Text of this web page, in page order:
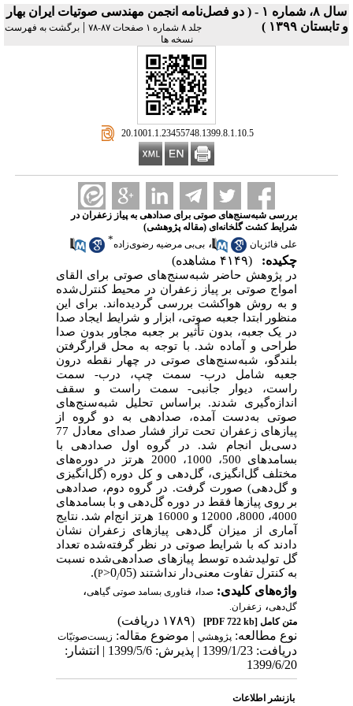
سال ۸، شماره ۱ - ( دو فصل‌نامه انجمن مهندسی صوتیات ايران بهار
و تابستان ۱۳۹۹ )
جلد ۸ شماره ۱ صفحات ۸۷-۷۸ | برگشت به فهرست
نسخه ها
‎ 20.1001.1.23455748.1399.8.1.10.5
بررسی شبه‌سنج‎‌های صوتی برای صدادهی به پیاز زعفران در
شرایط کشت گلخانه‌ای (مقاله پژوهشی)
علی فائزیان
، بی‌بی مرضیه رضوی‌زاده*
چکیده: (۴۱۴۹ مشاهده)
در پژوهش حاضر شبه‌سنج‌های صوتی برای القای
امواج صوتی بر پیاز زعفران در محیط کنترل‌شده
و به روش هواکشت بررسی گردیده‌اند. برای این
منظور ابتدا جعبه صوتی، ابزار و شرایط ایجاد صدا
در یک جعبه، بدون تأثیر بر جعبه مجاور بدون صدا
طراحی و آماده شد. با توجه به محل قرارگرفتن
بلندگو، شبه‌سنج‌های صوتی در چهار نقطه درون
جعبه شامل درب-
سمت چپ، درب-
سمت
راست، دیوار جانبی-
سمت راست و سقف
اندازه‌گیری شدند. براساس تحلیل شبه‌سنج‌های
صوتی به‌دست آمده، صدادهی به دو گروه از
پیازهای زعفران تحت تراز فشار صدای معادل 77
دسی‌بل انجام شد. در گروه اول صدا­دهی با
بسامد­های 500، 1000، 2000 هرتز در دوره‌های
مختلف گل‌انگیزی، گل‌دهی و کل دوره (گل‌انگیزی
و گل‌دهی) صورت گرفت. درگروه دوم، صدا­دهی
بر روی پیازها فقط در دوره گل‌دهی و با بسامد­های
4000، 8000، 12000 و 16000 هرتز
انج ام شد. نتایج
آماری از میزان گل‌دهی پیازهای زعفران نشان
دادند که با شرایط صوتی در نظر گرفته‌شده تعداد
گل تولیدشده توسط پیاز­های صدادهی‌شده نسبت
به کنترل تفاوت معنی‌دار نداشتند (0
/05
P>
).
واژه‌های کلیدی: صدا، فناوری بسامد صوتی گیاهی،
گل‌دهی، زعفران.
متن کامل[PDF 722 kb]
(۱۷۸۹ دریافت)
نوع مطالعه: پژوهشي| موضوع مقاله: زیست‌صوتیّات
دریافت: 1399/1/23 | پذیرش: 1399/5/6 | انتشار:
1399/6/20
بازنشر اطلاعات